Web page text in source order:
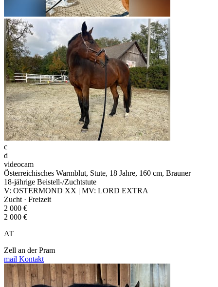
c
d
videocam
Österreichisches Warmblut, Stute, 18 Jahre, 160 cm, Brauner
18-jährige Beistell-/Zuchtstute
V: OSTERMOND XX | MV: LORD EXTRA
Zucht · Freizeit
2 000 €
2 000 €
AT
Zell an der Pram
mail Kontakt